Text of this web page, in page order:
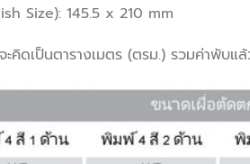
Size): 145.5 x 210 mm
คิดเป็นตารางเมตร (ตรม.) รวมค่าพับแ